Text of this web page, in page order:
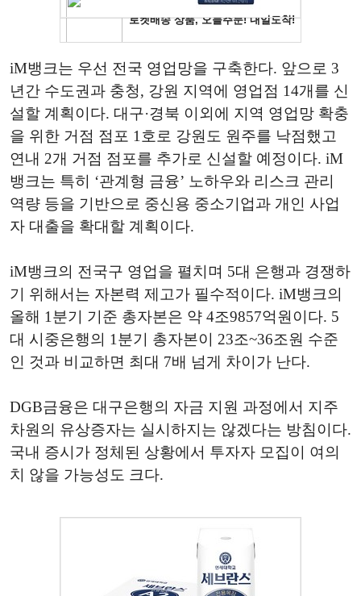
iM뱅크는 우선 전국 영업망을 구축한다. 앞으로 3
년간 수도권과 충청, 강원 지역에 영업점 14개를 신
설할 계획이다. 대구·경북 이외에 지역 영업망 확충
을 위한 거점 점포 1호로 강원도 원주를 낙점했고
연내 2개 거점 점포를 추가로 신설할 예정이다. iM
뱅크는 특히 ‘관계형 금융’ 노하우와 리스크 관리
역량 등을 기반으로 중신용 중소기업과 개인 사업
자 대출을 확대할 계획이다.
iM뱅크의 전국구 영업을 펼치며 5대 은행과 경쟁하
기 위해서는 자본력 제고가 필수적이다. iM뱅크의
올해 1분기 기준 총자본은 약 4조9857억원이다. 5
대 시중은행의 1분기 총자본이 23조~36조원 수준
인 것과 비교하면 최대 7배 넘게 차이가 난다.
DGB금융은 대구은행의 자금 지원 과정에서 지주
차원의 유상증자는 실시하지는 않겠다는 방침이다.
국내 증시가 정체된 상황에서 투자자 모집이 여의
치 않을 가능성도 크다.